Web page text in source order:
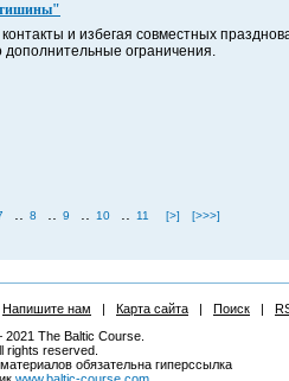
тишины"
и избегая совместных
дополнительные ограничения.
8 9 10 11 [>] [>>>]
Напишите нам | Карта сайта | Поиск |
The Baltic Course.
rights reserved.
обязательна гиперссылка